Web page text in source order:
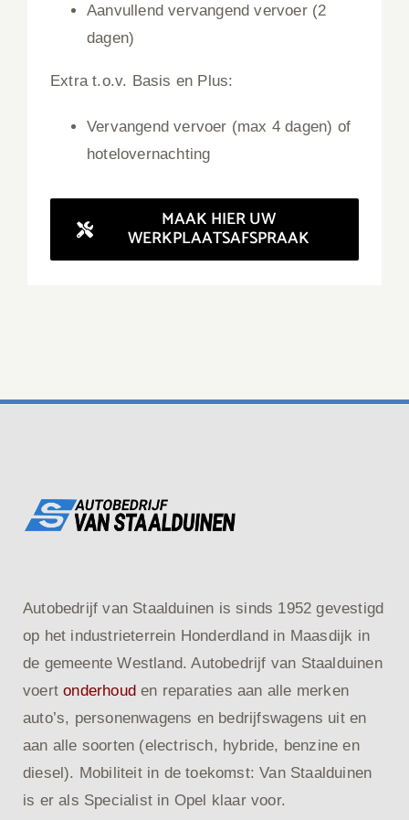
Aanvullend vervangend vervoer (2
dagen)
Extra t.o.v. Basis en Plus:
Vervangend vervoer (max 4 dagen) of
hotelovernachting
MAAK HIER UW
WERKPLAATSAFSPRAAK
Autobedrijf van Staalduinen is sinds 1952 gevestigd
op het industrieterrein Honderdland in Maasdijk in
de gemeente Westland. Autobedrijf van Staalduinen
voertonderhoud en reparaties aan alle merken
auto’s, personenwagens en bedrijfswagens uit en
aan alle soorten (electrisch, hybride, benzine en
diesel). Mobiliteit in de toekomst: Van Staalduinen
is er als Specialist in Opel klaar voor.